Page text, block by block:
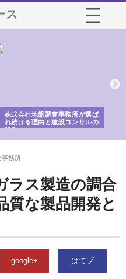
ス
株式会社地盤調査事務所が選ば
れ続ける理由と建設コンサルの
強み
事務所
ラス製造の調合
質な製品開発と
google+ はてブ